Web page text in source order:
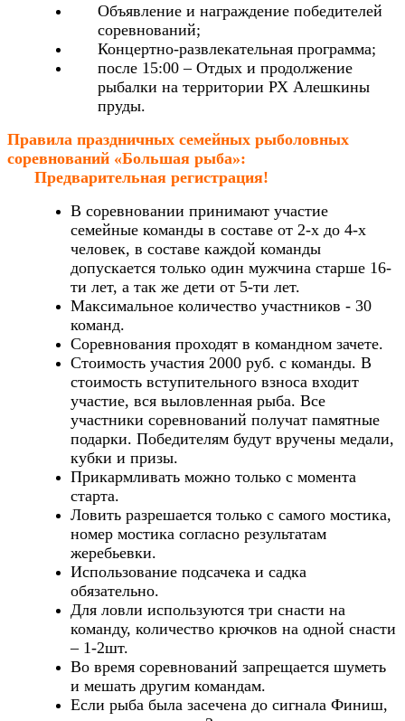
Объявление и награждение победителей
соревнований;
Концертно-развлекательная программа;
после 15:00 – Отдых и продолжение
рыбалки на территории РХ Алешкины
пруды.
Правила праздничных семейных рыболовных
соревнований «Большая рыба»:
Предварительная регистрация!
В соревновании принимают участие
семейные команды в составе от 2-х до 4-х
человек, в составе каждой команды
допускается только один мужчина старше 16-
ти лет, а так же дети от 5-ти лет.
Максимальное количество участников - 30
команд.
Соревнования проходят в командном зачете.
Стоимость участия 2000 руб. с команды. В
стоимость вступительного взноса входит
участие, вся выловленная рыба. Все
участники соревнований получат памятные
подарки. Победителям будут вручены медали,
кубки и призы.
Прикармливать можно только с момента
старта.
Ловить разрешается только с самого мостика,
номер мостика согласно результатам
жеребьевки.
Использование подсачека и садка
обязательно.
Для ловли используются три снасти на
команду, количество крючков на одной снасти
– 1-2шт.
Во время соревнований запрещается шуметь
и мешать другим командам.
Если рыба была засечена до сигнала Финиш,